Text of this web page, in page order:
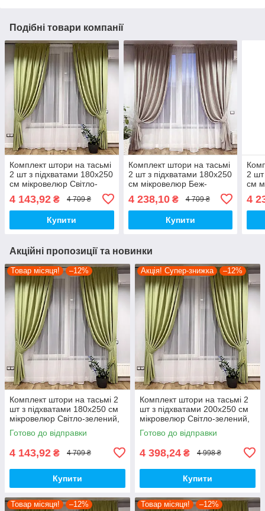
Подібні товари компанії
Комплект штори на тасьмі
2 шт з підхватами 180х250
см мікровелюр Світло-
Білий
4 143,92 ₴ 4 709 ₴
Купити
Комплект штори на тасьмі
2 шт з підхватами 180х250
см мікровелюр Беж-
Білий
4 238,10₴ 4 709 ₴
Купити
2 шт
см
4
Акційні пропозиції та новинки
Товар місяця! –12%
Комплект штори на тасьмі 2
шт з підхватами 180х250 см
мікровелюр Світло-зелений,
вуаль 300 см Білий
Готово до відправки
4 143,92 ₴ 4 709 ₴
Купити
Акція! Супер-знижка –12%
Комплект штори на тасьмі 2
шт з підхватами 200х250 см
мікровелюр Світло-зелений,
вуаль 300 см Білий
Готово до відправки
4 398,24 ₴ 4 998 ₴
Купити
Товар місяця! –12% Товар місяця! –12%